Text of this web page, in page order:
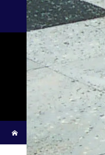
ホーム
IMGP7647